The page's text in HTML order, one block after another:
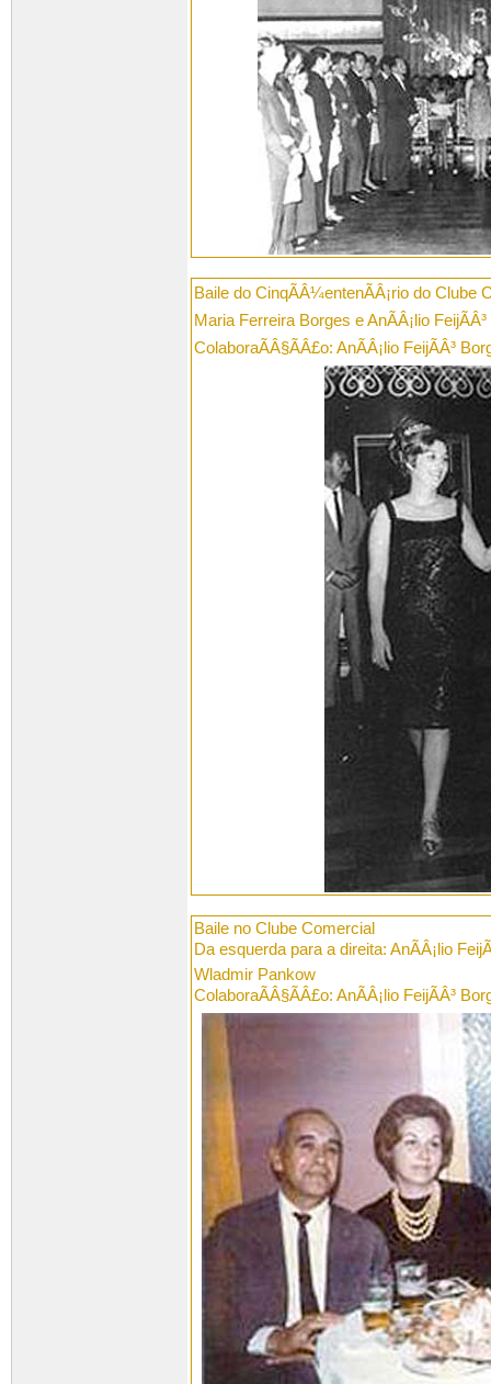
Baile do CinqÃÂ¼entenÃÂ¡rio do Clube
Maria Ferreira Borges e AnÃÂ¡lio
ColaboraÃÂ§ÃÂ£o: AnÃÂ¡lio FeijÃÂ³
Baile no Clube Comercial
Da esquerda para a direita: AnÃÂ¡lio
Wladmir Pankow
ColaboraÃÂ§ÃÂ£o: AnÃÂ¡lio FeijÃÂ³